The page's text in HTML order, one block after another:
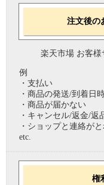
注文後の
楽天市場 お客様
例
・支払い
・商品の発送/到着日
・商品が届かない
・キャンセル/返金/返
・ショップと連絡が
etc.
権